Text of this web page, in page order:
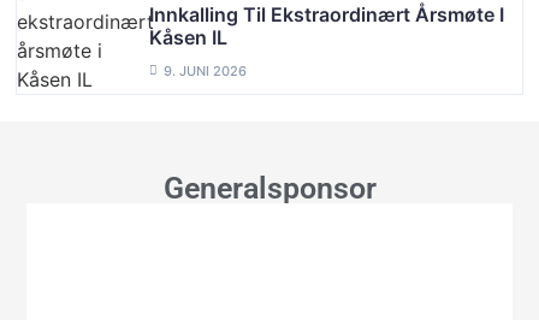
Innkalling Til Ekstraordinært Årsmøte I
Kåsen IL
9. JUNI 2026
Generalsponsor